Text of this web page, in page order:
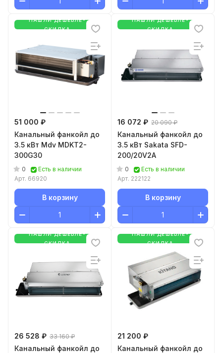
НАШЛИ ДЕШЕВЛЕ-
СКИДКА
51 000 ₽
Канальный фанкойл до
3.5 кВт Mdv MDKT2-
300G30
0
Есть в наличии
Арт. 66920
В корзину
НАШЛИ ДЕШЕВЛЕ-
СКИДКА
16 072 ₽ 20 090 ₽
Канальный фанкойл до
3.5 кВт Sakata SFD-
200/20V2A
0
Есть в наличии
Арт. 222122
В корзину
НАШЛИ ДЕШЕВЛЕ-
СКИДКА
26 528 ₽ 33 160 ₽
Канальный фанкойл до
НАШЛИ ДЕШЕВЛЕ-
СКИДКА
21 200 ₽
Канальный фанкойл до